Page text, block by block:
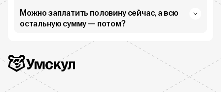
Можно заплатить половину сейчас, а всю
остальную сумму — потом?
Дополнительная информация
Умскул